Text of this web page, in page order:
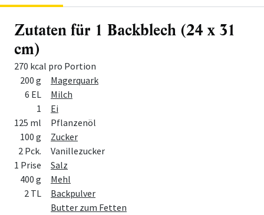
Zutaten für 1 Backblech (24 x 31
cm)
270 kcal pro Portion
Menge Zutat
200 g
Magerquark
6 EL
Milch
1
Ei
125 ml
Pflanzenöl
100 g
Zucker
2 Pck.
Vanillezucker
1 Prise
Salz
400 g
Mehl
2 TL
Backpulver
Butter zum Fetten